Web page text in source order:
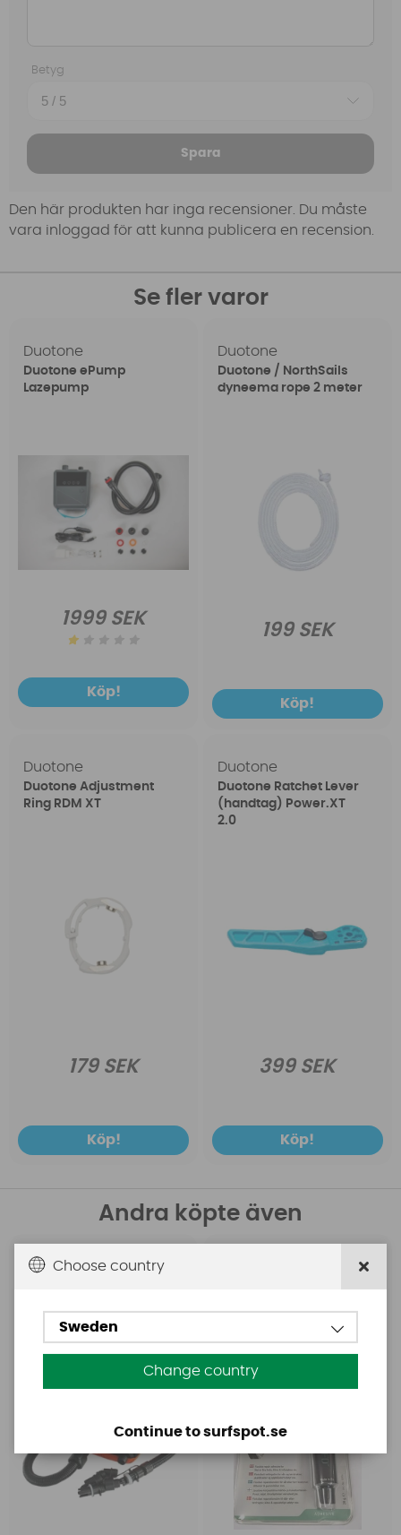
Betyg
Spara
Den här produkten har inga recensioner. Du måste
vara inloggad för att kunna publicera en recension.
Se fler varor
Duotone
Duotone ePump
Lazepump
1999 SEK
Köp!
Duotone
Duotone / NorthSails
dyneema rope 2 meter
199 SEK
Köp!
Duotone
Duotone Adjustment
Ring RDM XT
179 SEK
Köp!
Duotone
Duotone Ratchet Lever
(handtag) Power.XT
2.0
399 SEK
Köp!
Andra köpte även
BaseChoose country
Sweden
Change country
Continue to surfspot.se